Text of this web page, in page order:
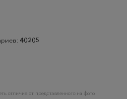
40205
отличие от представленного на фото